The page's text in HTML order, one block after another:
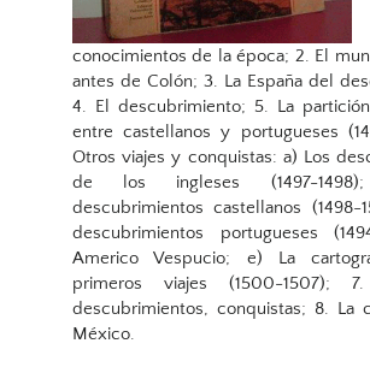
conocimientos de la época; 2. El
antes de Colón; 3. La España del
4. El descubrimiento; 5. La
entre castellanos y portugueses
Otros viajes y conquistas: a) Los
de los ingleses (1497-
descubrimientos castellanos (1498-
descubrimientos portugueses
Americo Vespucio; e) La
primeros viajes (1500-1507); 7.
descubrimientos, conquistas; 8. La
México.